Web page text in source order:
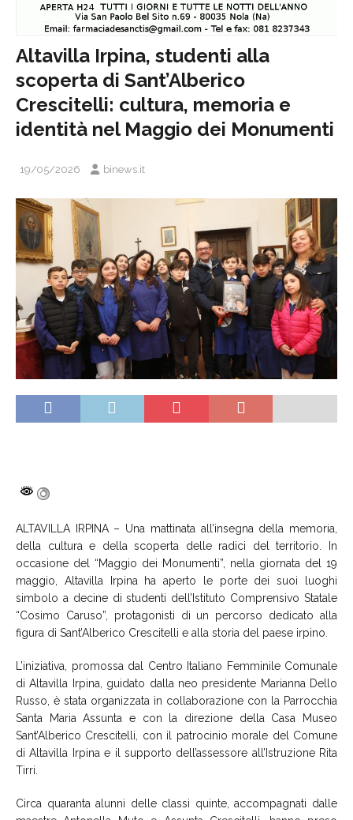
Altavilla Irpina, studenti alla
scoperta di Sant’Alberico
Crescitelli: cultura, memoria e
identità nel Maggio dei Monumenti
19/05/2026 binews.it
ALTAVILLA IRPINA – Una mattinata all’insegna della memoria,
della cultura e della scoperta delle radici del territorio. In
occasione del “Maggio dei Monumenti”, nella giornata del 19
maggio, Altavilla Irpina ha aperto le porte dei suoi luoghi
simbolo a decine di studenti dell’Istituto Comprensivo Statale
“Cosimo Caruso”, protagonisti di un percorso dedicato alla
figura di Sant’Alberico Crescitelli e alla storia del paese irpino.
L’iniziativa, promossa dal Centro Italiano Femminile Comunale
di Altavilla Irpina, guidato dalla neo presidente Marianna Dello
Russo, è stata organizzata in collaborazione con la Parrocchia
Santa Maria Assunta e con la direzione della Casa Museo
Sant’Alberico Crescitelli, con il patrocinio morale del Comune
di Altavilla Irpina e il supporto dell’assessore all’Istruzione Rita
Tirri.
Circa quaranta alunni delle classi quinte, accompagnati dalle